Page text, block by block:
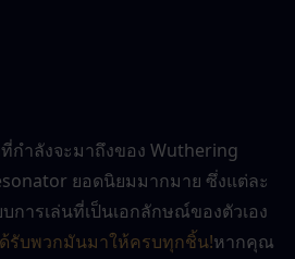
กำลังจะมาถึงของ Wuthering
ยอดนิยมมากมาย ซึ่งแต่ละ
การเล่นที่เป็นเอกลักษณ์ของตัวเอง
รับพวกมันมาให้ครบทุกชิ้น!หากคุณ